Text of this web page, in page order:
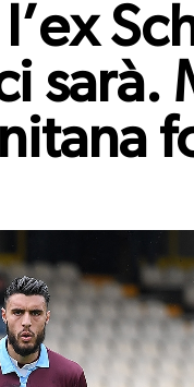
sarà.